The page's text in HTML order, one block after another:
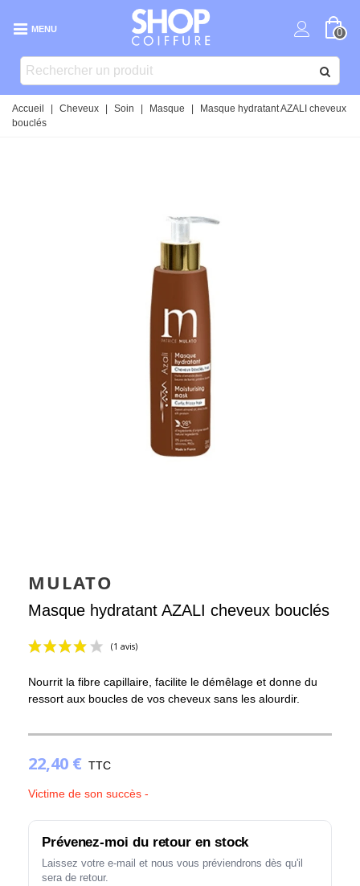
MENU 0
Accueil Cheveux Soin Masque
Masque hydratant AZALI cheveux
bouclés
MULATO
Masque hydratant AZALI cheveux bouclés
Nourrit la fibre capillaire, facilite le démêlage et donne du
ressort aux boucles de vos cheveux sans les alourdir.
22,40 € TTC
Victime de son succès -
Prévenez-moi du retour en stock
Laissez votre e-mail et nous vous préviendrons dès qu'il
sera de retour.